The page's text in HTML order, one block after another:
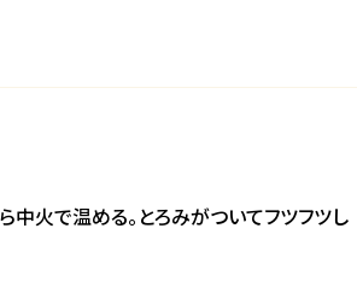
中火で温める。とろみがついてフツフツし